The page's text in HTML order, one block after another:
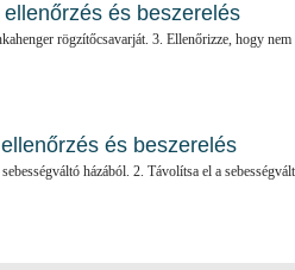
és beszerelés
rögzítőcsavarját. 3. Ellenőrizze, hogy nem
és beszerelés
házából. 2. Távolítsa el a